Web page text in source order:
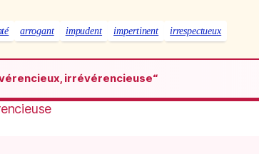
arrogant impudent impertinent irrespectueux
irrévérencieuse“